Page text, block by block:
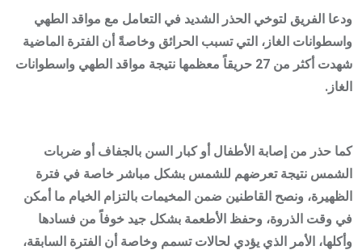
ودعا الفريق لتوخي الحذر الشديد في التعامل مع مواقد الطهي
واسطوانات الغاز، التي تسبب الحرائق وخاصةً أن الفترة الماضية
شهدت أكثر من 27 حريقاً معظمها نتيجة مواقد الطهي واسطوانات
الغاز.
كما حذر من إصابة الأطفال أو كبار السن بالجفاف أو ضربات
الشمس نتيجة تعرضهم للشمس بشكل مباشر خاصة في فترة
الظهيرة، ونصح القاطنين ضمن المخيمات بالتزام الخيام ما أمكن
في وقت الذروة، وحفظ الأطعمة بشكل جيد خوفاً من فسادها
وأكلها، الأمر الذي يؤدي لحالات تسمم وخاصة أن الفترة السابقة،